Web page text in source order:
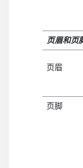
页眉和页
页眉
页脚